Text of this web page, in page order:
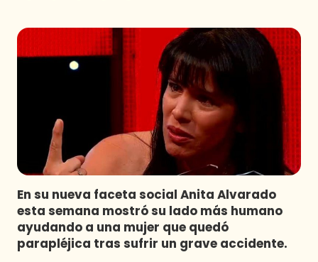
En su nueva faceta social Anita Alvarado
esta semana mostró su lado más humano
ayudando a una mujer que quedó
parapléjica tras sufrir un grave accidente.
Programas
Club De La Comedia
Contigo en Directo
Plan Perfecto
El Tiempo
Sabingo
Todos Los Programas